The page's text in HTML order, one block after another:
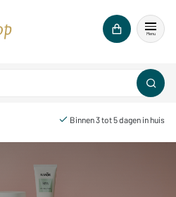
Menu
Binnen 3 tot 5 dagen in huis